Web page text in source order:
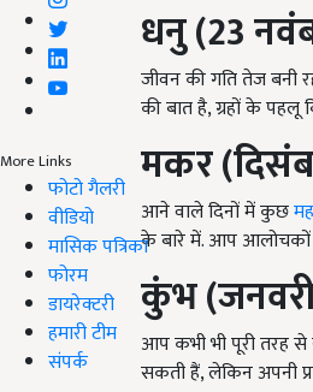
More Links
फोटो गैलरी
वीडियो
मासिक पत्रिका
फोरम
डायरेक्टरी
हमारी टीम
संपर्क
धनु (23
जीवन की गति तेज बनी
की बात है, ग्रहों के
मकर
आने वाले दिनों में कुछ
के बारे में. आप आलोचकों
कुंभ
आप कभी भी पूरी तरह से
सकती हैं, लेकिन अपनी